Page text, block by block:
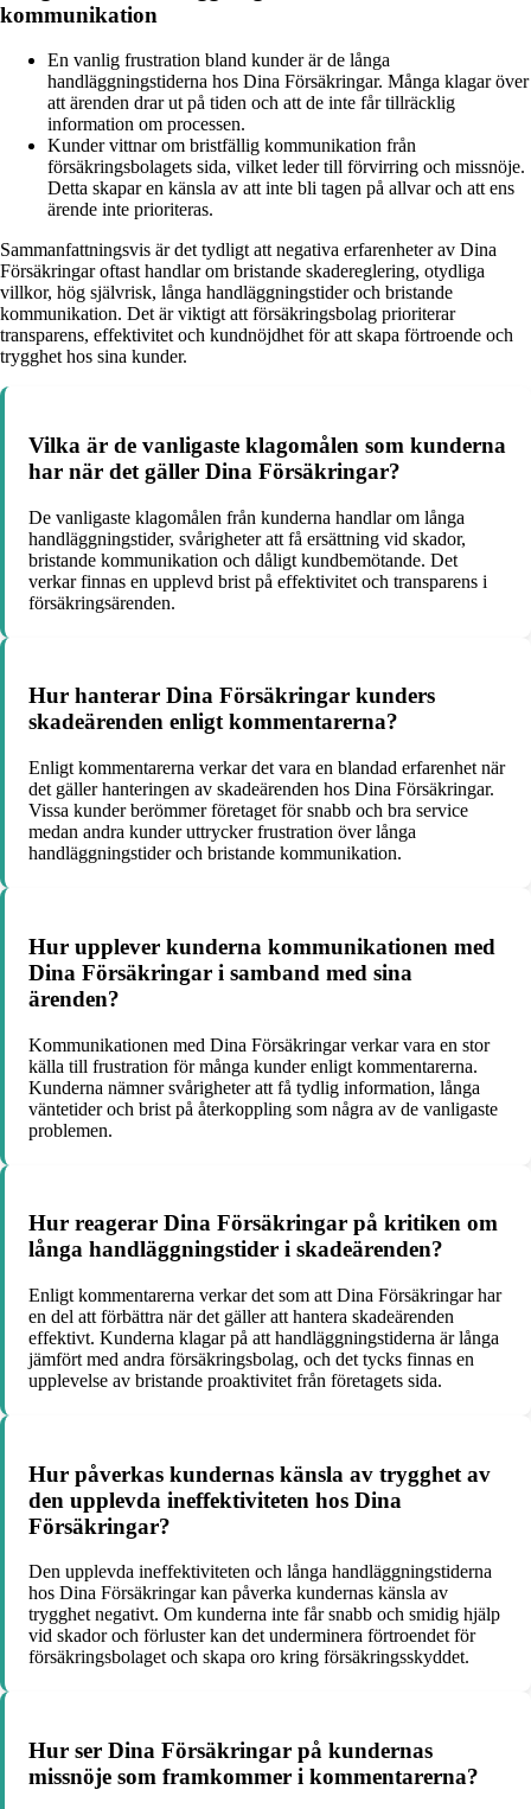
kommunikation
En vanlig frustration bland kunder är de långa
handläggningstiderna hos Dina Försäkringar. Många klagar över
att ärenden drar ut på tiden och att de inte får tillräcklig
information om processen.
Kunder vittnar om bristfällig kommunikation från
försäkringsbolagets sida, vilket leder till förvirring och missnöje.
Detta skapar en känsla av att inte bli tagen på allvar och att ens
ärende inte prioriteras.
Sammanfattningsvis är det tydligt att negativa erfarenheter av Dina
Försäkringar oftast handlar om bristande skadereglering, otydliga
villkor, hög självrisk, långa handläggningstider och bristande
kommunikation. Det är viktigt att försäkringsbolag prioriterar
transparens, effektivitet och kundnöjdhet för att skapa förtroende och
trygghet hos sina kunder.
Vilka är de vanligaste klagomålen som kunderna
har när det gäller Dina Försäkringar?
De vanligaste klagomålen från kunderna handlar om långa
handläggningstider, svårigheter att få ersättning vid skador,
bristande kommunikation och dåligt kundbemötande. Det
verkar finnas en upplevd brist på effektivitet och transparens i
försäkringsärenden.
Hur hanterar Dina Försäkringar kunders
skadeärenden enligt kommentarerna?
Enligt kommentarerna verkar det vara en blandad erfarenhet när
det gäller hanteringen av skadeärenden hos Dina Försäkringar.
Vissa kunder berömmer företaget för snabb och bra service
medan andra kunder uttrycker frustration över långa
handläggningstider och bristande kommunikation.
Hur upplever kunderna kommunikationen med
Dina Försäkringar i samband med sina
ärenden?
Kommunikationen med Dina Försäkringar verkar vara en stor
källa till frustration för många kunder enligt kommentarerna.
Kunderna nämner svårigheter att få tydlig information, långa
väntetider och brist på återkoppling som några av de vanligaste
problemen.
Hur reagerar Dina Försäkringar på kritiken om
långa handläggningstider i skadeärenden?
Enligt kommentarerna verkar det som att Dina Försäkringar har
en del att förbättra när det gäller att hantera skadeärenden
effektivt. Kunderna klagar på att handläggningstiderna är långa
jämfört med andra försäkringsbolag, och det tycks finnas en
upplevelse av bristande proaktivitet från företagets sida.
Hur påverkas kundernas känsla av trygghet av
den upplevda ineffektiviteten hos Dina
Försäkringar?
Den upplevda ineffektiviteten och långa handläggningstiderna
hos Dina Försäkringar kan påverka kundernas känsla av
trygghet negativt. Om kunderna inte får snabb och smidig hjälp
vid skador och förluster kan det underminera förtroendet för
försäkringsbolaget och skapa oro kring försäkringsskyddet.
Hur ser Dina Försäkringar på kundernas
missnöje som framkommer i kommentarerna?